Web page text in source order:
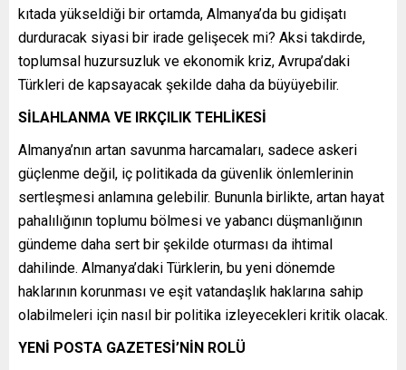
kıtada yükseldiği bir ortamda, Almanya’da bu gidişatı
durduracak siyasi bir irade gelişecek mi? Aksi takdirde,
toplumsal huzursuzluk ve ekonomik kriz, Avrupa’daki
Türkleri de kapsayacak şekilde daha da büyüyebilir.
SİLAHLANMA VE IRKÇILIK TEHLİKESİ
Almanya’nın artan savunma harcamaları, sadece askeri
güçlenme değil, iç politikada da güvenlik önlemlerinin
sertleşmesi anlamına gelebilir. Bununla birlikte, artan hayat
pahalılığının toplumu bölmesi ve yabancı düşmanlığının
gündeme daha sert bir şekilde oturması da ihtimal
dahilinde. Almanya’daki Türklerin, bu yeni dönemde
haklarının korunması ve eşit vatandaşlık haklarına sahip
olabilmeleri için nasıl bir politika izleyecekleri kritik olacak.
YENİ POSTA GAZETESİ’NİN ROLÜ